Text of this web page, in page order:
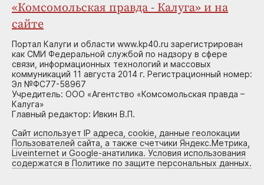
«Комсомольская правда - Калуга» и на
сайте
Портал Калуги и области www.kp40.ru зарегистрирован
как СМИ Федеральной службой по надзору в сфере
связи, информационных технологий и массовых
коммуникаций 11 августа 2014 г. Регистрационный номер:
Эл №ФС77-58967
Учредитель: ООО «Агентство «Комсомольская правда –
Калуга»
Главный редактор: Ивкин В.П.
Сайт использует IP адреса, cookie, данные геолокации
Пользователей сайта, а также счетчики Яндекс.Метрика,
Liveinternet и Google-анатилика. Условия использования
содержатся в Политике по защите персональных данных.